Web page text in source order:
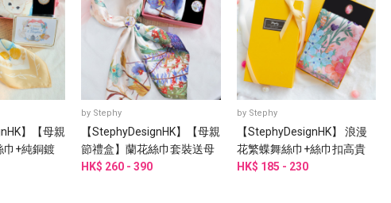
】【母親
巾+純銅鍍
高級禮盒
by Stephy
【StephyDesignHK】【母親
節禮盒】蘭花絲巾套裝送母
親、丈母娘、婆婆、阿嬤、
HK$ 260 - 390
by Stephy
【StephyDesignHK】 浪漫
花繁蝶舞絲巾+絲巾扣高貴
禮盒
HK$ 185 - 230